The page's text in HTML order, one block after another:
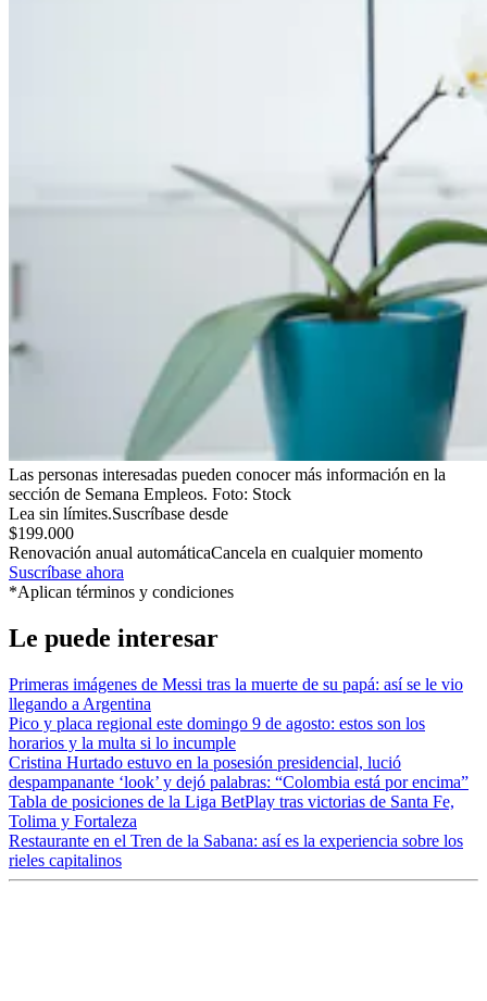
Las personas interesadas pueden conocer más información en la
sección de Semana Empleos. Foto: Stock
Lea sin límites.Suscríbase desde
$199.000
Renovación anual automáticaCancela en cualquier momento
Suscríbase ahora
*Aplican términos y condiciones
Le puede interesar
Primeras imágenes de Messi tras la muerte de su papá: así se le vio
llegando a Argentina
Pico y placa regional este domingo 9 de agosto: estos son los
horarios y la multa si lo incumple
Cristina Hurtado estuvo en la posesión presidencial, lució
despampanante ‘look’ y dejó palabras: “Colombia está por encima”
Tabla de posiciones de la Liga BetPlay tras victorias de Santa Fe,
Tolima y Fortaleza
Restaurante en el Tren de la Sabana: así es la experiencia sobre los
rieles capitalinos